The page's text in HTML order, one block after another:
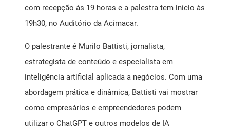
com recepção às 19 horas e a palestra tem início às
19h30, no Auditório da Acimacar.
O palestrante é Murilo Battisti, jornalista,
estrategista de conteúdo e especialista em
inteligência artificial aplicada a negócios. Com uma
abordagem prática e dinâmica, Battisti vai mostrar
como empresários e empreendedores podem
utilizar o ChatGPT e outros modelos de IA